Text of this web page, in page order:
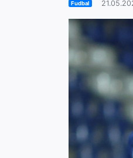
Fudbal